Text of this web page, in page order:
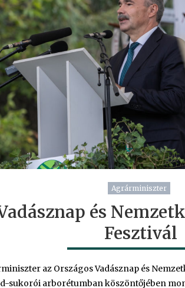
Agrárminiszter
és
Fesztivál
az Országos Vadásznap és
sukorói arborétumban köszöntőjében